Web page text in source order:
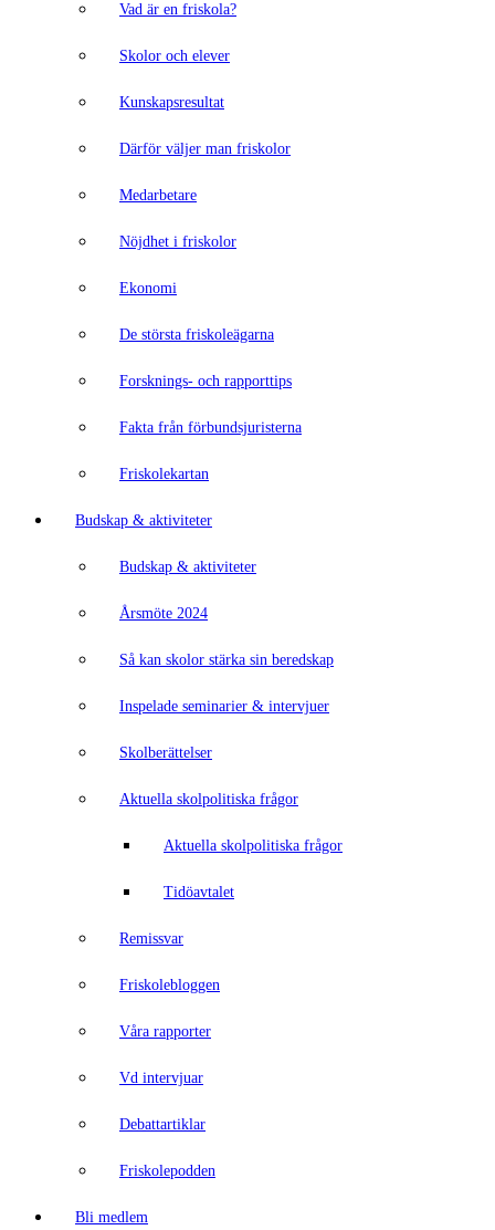
Vad är en friskola?
Skolor och elever
Kunskapsresultat
Därför väljer man friskolor
Medarbetare
Nöjdhet i friskolor
Ekonomi
De största friskoleägarna
Forsknings- och rapporttips
Fakta från förbundsjuristerna
Friskolekartan
Budskap & aktiviteter
Budskap & aktiviteter
Årsmöte 2024
Så kan skolor stärka sin beredskap
Inspelade seminarier & intervjuer
Skolberättelser
Aktuella skolpolitiska frågor
Aktuella skolpolitiska frågor
Tidöavtalet
Remissvar
Friskolebloggen
Våra rapporter
Vd intervjuar
Debattartiklar
Friskolepodden
Bli medlem